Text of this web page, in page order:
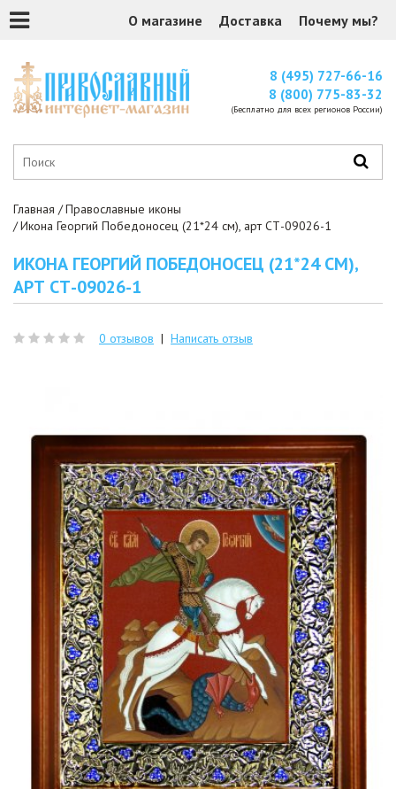
О магазине Доставка Почему мы?
8 (495) 727-66-16
8 (800) 775-83-32
(Бесплатно для всех регионов России)
Главная
Православные иконы
Икона Георгий Победоносец (21*24 см), арт СТ-09026-1
ИКОНА ГЕОРГИЙ ПОБЕДОНОСЕЦ (21*24 СМ),
АРТ СТ-09026-1
0 отзывов | Написать отзыв